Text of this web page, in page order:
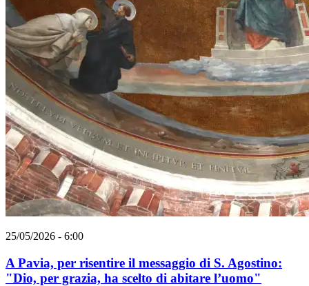
25/05/2026 - 6:00
A Pavia, per risentire il messaggio di S. Agostino:
"Dio, per grazia, ha scelto di abitare l’uomo"